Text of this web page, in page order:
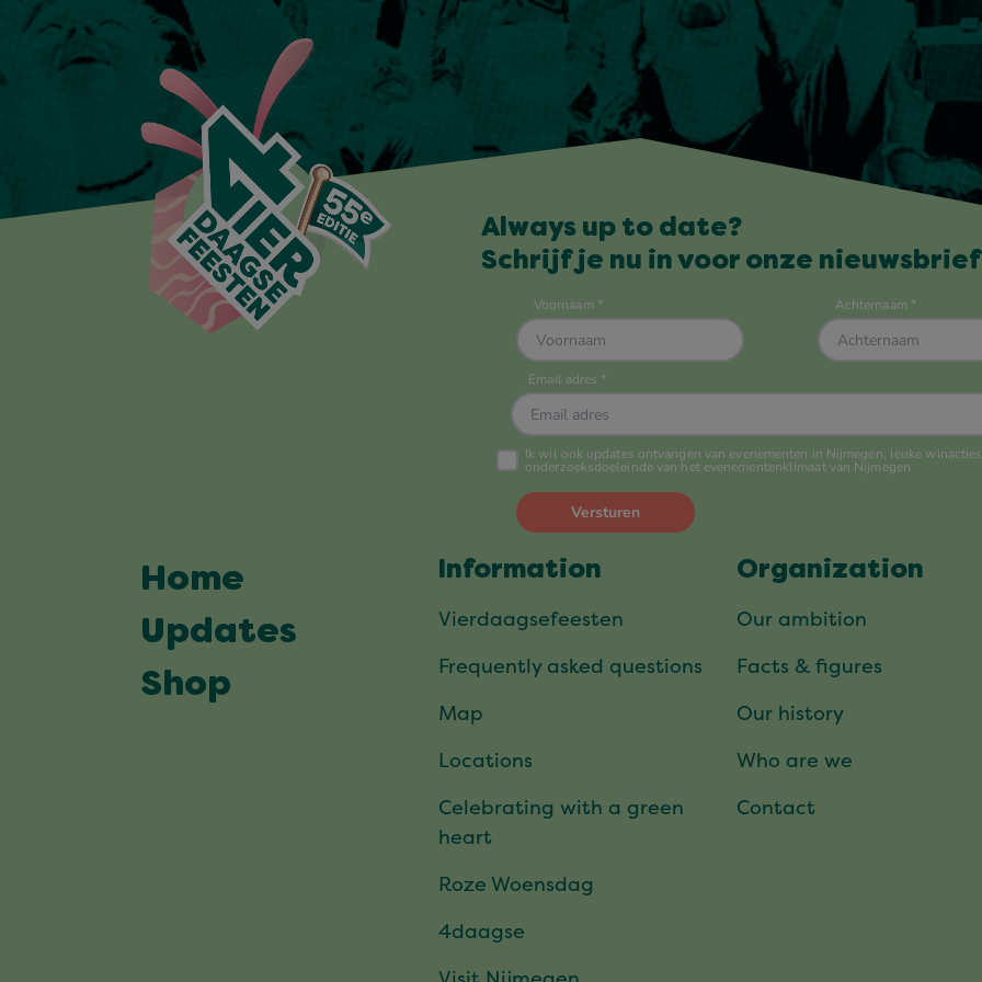
Always up to date?
Schrijf je nu in voor onze
Home
Updates
Shop
Information
Vierdaagsefeesten
Frequently asked questions
Map
Locations
Celebrating with a green
heart
Roze Woensdag
4daagse
Organization
Our ambition
Facts & figures
Our history
Who are we
Contact